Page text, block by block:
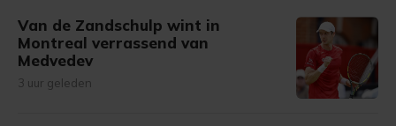
Van de Zandschulp wint in
Montreal verrassend van
Medvedev
3 uur geleden